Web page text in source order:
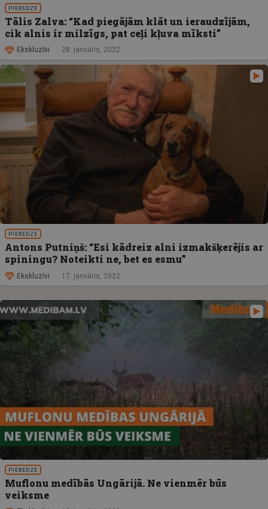
PIEREDZE
Tālis Zalva: “Kad piegājām klāt un ieraudzījām,
cik alnis ir milzīgs, pat ceļi kļuva mīksti”
Ekskluzīvi 28. janvāris, 2022
PIEREDZE
Antons Putniņš: “Esi kādreiz alni izmakšķerējis ar
spiningu? Noteikti ne, bet es esmu”
Ekskluzīvi 17. janvāris, 2022
PIEREDZE
Muflonu medībās Ungārijā. Ne vienmēr būs
veiksme